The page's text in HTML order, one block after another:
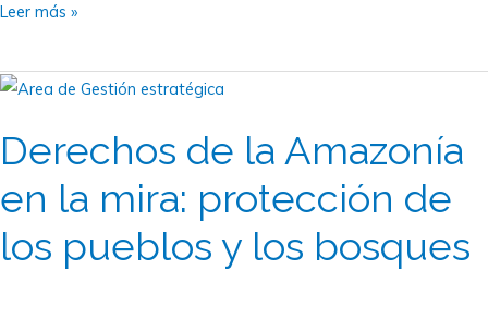
Leer más »
Derechos de la Amazonía
en la mira: protección de
los pueblos y los bosques
Derechos
la
en
la
mira: